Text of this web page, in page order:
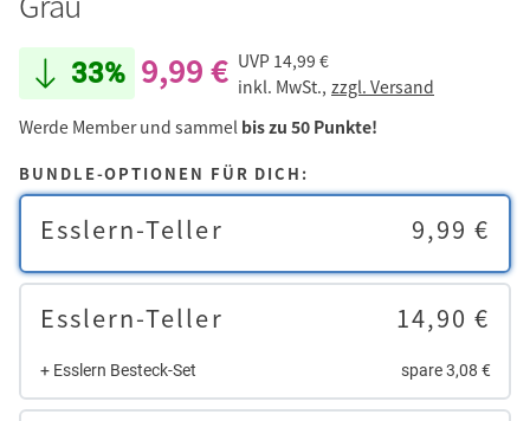
33% 9,99 € UVP 14,99 €
inkl. MwSt., zzgl. Versand
Werde Member und sammel bis zu 50 Punkte!
BUNDLE-OPTIONEN FÜR DICH:
Esslern-Teller 9,99 €
Esslern-Teller
+ Esslern Besteck-Set
14,90 €
spare 3,08 €